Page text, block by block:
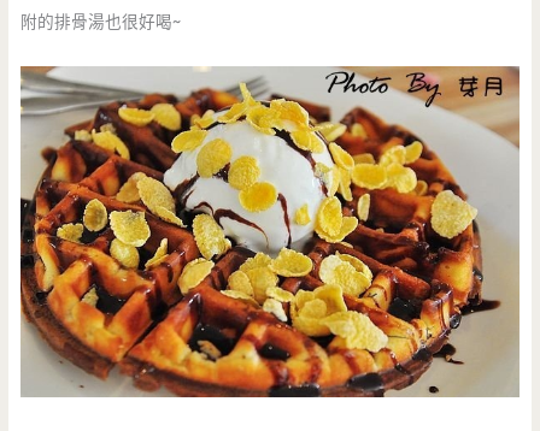
附的排骨湯也很好喝~